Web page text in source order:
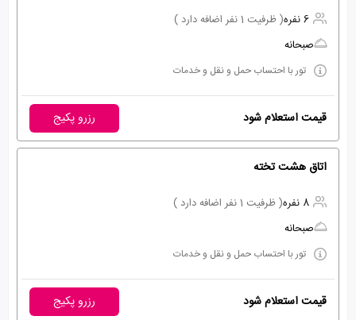
6 نفره
( ظرفیت 1 نفر اضافه دارد )
صبحانه
تور با احتساب حمل و نقل و خدمات
قیمت استعلام شود رزرو پکیج
اتاق هشت تخته
8 نفره
( ظرفیت 1 نفر اضافه دارد )
صبحانه
تور با احتساب حمل و نقل و خدمات
قیمت استعلام شود رزرو پکیج